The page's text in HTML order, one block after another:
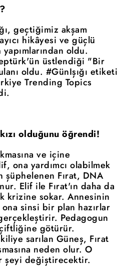
geçtiğimiz akşam
hikâyesi ve güçlü
oldu.
üstlendiği "Bir
oldu. #GünIşığı etiketi
Trending Topics
olduğunu öğrendi!
ve içine
ona yardımcı olabilmek
şüphelenen Fırat, DNA
Elif ile Fırat'ın daha da
krizine sokar. Annesinin
sinsi bir plan hazırlar
Pedagogun
götürür.
sarılan Güneş, Fırat
neden olur. O
şeyi değiştirecektir.